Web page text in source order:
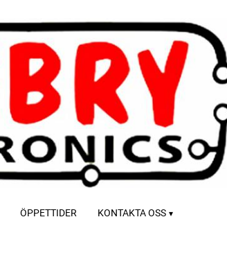
ÖPPETTIDER KONTAKTA OSS